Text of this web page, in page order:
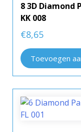
8 3D
KK 008
€8,65
Toevoegen